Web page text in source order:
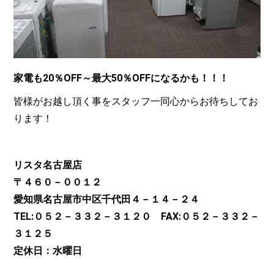
家電も20％OFF～最大50％OFFになるかも！！！
皆様がお越し頂く事をスタッフ一同心からお待ちしてお
ります！
リスタ名古屋店
〒４６０－００１２
愛知県名古屋市中区千代田４－１４－２４
TEL:０５２－３３２－３１２０ FAX:０５２－３３２－
３１２５
定休日：水曜日